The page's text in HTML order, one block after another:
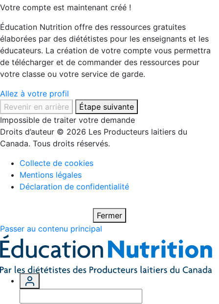
Votre compte est maintenant créé !
Éducation Nutrition offre des ressources gratuites
élaborées par des diététistes pour les enseignants et les
éducateurs. La création de votre compte vous permettra
de télécharger et de commander des ressources pour
votre classe ou votre service de garde.
Allez à votre profil
Revenir en arrière
Étape suivante
Impossible de traiter votre demande
Droits d’auteur © 2026 Les Producteurs laitiers du
Canada. Tous droits réservés.
Collecte de cookies
Mentions légales
Déclaration de confidentialité
Fermer
Passer au contenu principal